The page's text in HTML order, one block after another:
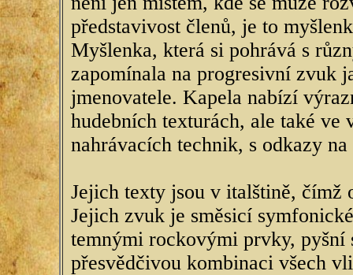
představivost členů, je to
Myšlenka, která si pohrává s
zapomínala na progresivní zvuk
jmenovatele. Kapela nabízí
hudebních texturách, ale také ve
nahrávacích technik, s odkazy
Jejich texty jsou v italštině, čímž
Jejich zvuk je směsicí
temnými rockovými prvky, pyšní
přesvědčivou kombinaci všech